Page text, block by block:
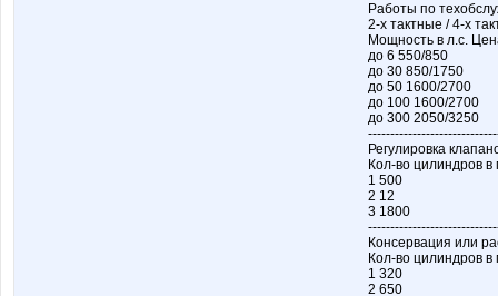
Работы по
2-х тактные / 4-х
Мощность в л.с.
до 6 550/850
до 30 850/1750
до 50 1600/2700
до 100 1600/2700
до 300 2050/3250
Регулировка
Кол-во цилиндров
1 500
2 12
3 1800
Консервация или
Кол-во цилиндров
1 320
2 650